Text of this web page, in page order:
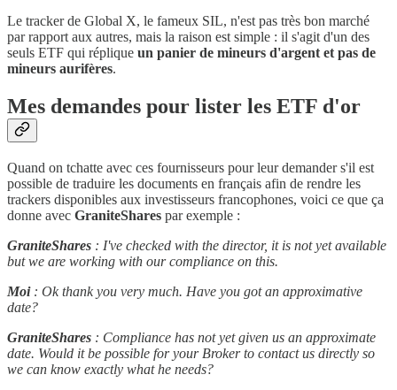
Le tracker de Global X, le fameux SIL, n'est pas très bon marché
par rapport aux autres, mais la raison est simple : il s'agit d'un des
seuls ETF qui réplique un panier de mineurs d'argent et pas de
mineurs aurifères.
Mes demandes pour lister les ETF d'or
Quand on tchatte avec ces fournisseurs pour leur demander s'il est
possible de traduire les documents en français afin de rendre les
trackers disponibles aux investisseurs francophones, voici ce que ça
donne avec GraniteShares par exemple :
GraniteShares : I've checked with the director, it is not yet available
but we are working with our compliance on this.
Moi: Ok thank you very much. Have you got an approximative
date?
GraniteShares : Compliance has not yet given us an approximate
date. Would it be possible for your Broker to contact us directly so
we can know exactly what he needs?